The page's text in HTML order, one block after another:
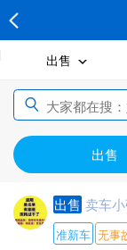
出售
出售
出售 卖车
准新车 无事